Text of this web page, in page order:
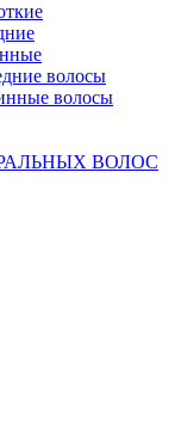
волосы
волосы
ВОЛОС